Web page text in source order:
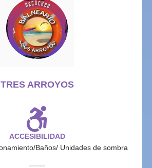
TRES ARROYOS
ACCESIBILIDAD
Baños/ Unidades de sombra